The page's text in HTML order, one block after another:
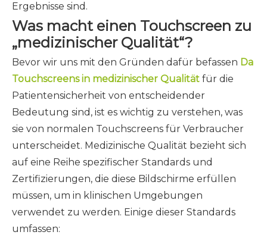
Ergebnisse sind.
Was macht einen Touchscreen zu
„medizinischer Qualität“?
Bevor wir uns mit den Gründen dafür befassen Da
Touchscreens in medizinischer Qualität für die
Patientensicherheit von entscheidender
Bedeutung sind, ist es wichtig zu verstehen, was
sie von normalen Touchscreens für Verbraucher
unterscheidet. Medizinische Qualität bezieht sich
auf eine Reihe spezifischer Standards und
Zertifizierungen, die diese Bildschirme erfüllen
müssen, um in klinischen Umgebungen
verwendet zu werden. Einige dieser Standards
umfassen: